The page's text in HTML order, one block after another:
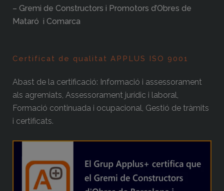
– Gremi de Constructors i Promotors d’Obres de
Mataró i Comarca
Certificat de qualitat APPLUS ISO 9001
Abast de la certificació: Informació i assessorament
als agremiats, Assessorament jurídic i laboral,
Formació continuada i ocupacional, Gestió de tràmits
i certificats.